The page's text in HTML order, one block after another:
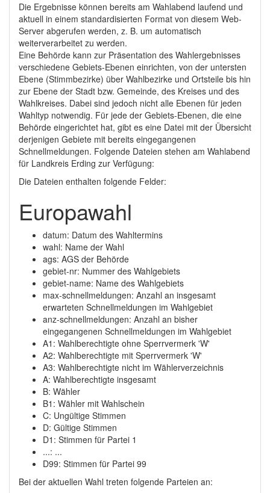
Die Ergebnisse können bereits am Wahlabend laufend und
aktuell in einem standardisierten Format von diesem Web-
Server abgerufen werden, z. B. um automatisch
weiterverarbeitet zu werden.
Eine Behörde kann zur Präsentation des Wahlergebnisses
verschiedene Gebiets-Ebenen einrichten, von der untersten
Ebene (Stimmbezirke) über Wahlbezirke und Ortsteile bis hin
zur Ebene der Stadt bzw. Gemeinde, des Kreises und des
Wahlkreises. Dabei sind jedoch nicht alle Ebenen für jeden
Wahltyp notwendig. Für jede der Gebiets-Ebenen, die eine
Behörde eingerichtet hat, gibt es eine Datei mit der Übersicht
derjenigen Gebiete mit bereits eingegangenen
Schnellmeldungen. Folgende Dateien stehen am Wahlabend
für Landkreis Erding zur Verfügung:
Die Dateien enthalten folgende Felder:
Europawahl
datum: Datum des Wahltermins
wahl: Name der Wahl
ags: AGS der Behörde
gebiet-nr: Nummer des Wahlgebiets
gebiet-name: Name des Wahlgebiets
max-schnellmeldungen: Anzahl an insgesamt
erwarteten Schnellmeldungen im Wahlgebiet
anz-schnellmeldungen: Anzahl an bisher
eingegangenen Schnellmeldungen im Wahlgebiet
A1: Wahlberechtigte ohne Sperrvermerk 'W'
A2: Wahlberechtigte mit Sperrvermerk 'W'
A3: Wahlberechtigte nicht im Wählerverzeichnis
A: Wahlberechtigte insgesamt
B: Wähler
B1: Wähler mit Wahlschein
C: Ungültige Stimmen
D: Gültige Stimmen
D1: Stimmen für Partei 1
...: ...
D99: Stimmen für Partei 99
Bei der aktuellen Wahl treten folgende Parteien an: